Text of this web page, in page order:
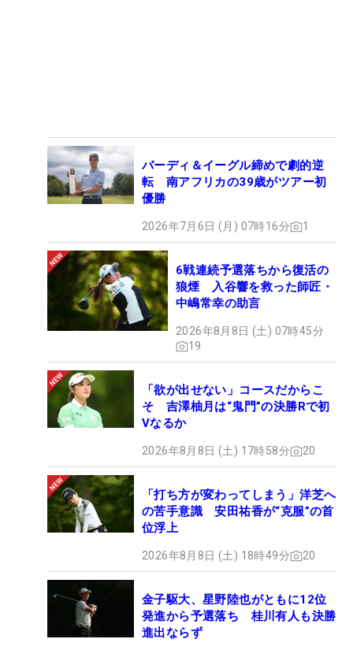
バーディ＆イーグル締めで劇的逆
転 南アフリカの39歳がツアー初
優勝
2026年7月6日 (月) 07時16分 1
6戦連続予選落ちから復活の
狼煙 入谷響を救った師匠・
中嶋常幸の助言
2026年8月8日 (土) 07時45分
19
「欲が出せない」コースだからこ
そ 吉澤柚月は“鬼門”の決勝Rで初
Vなるか
2026年8月8日 (土) 17時58分 20
「打ち方が変わってしまう」洋芝へ
の苦手意識 安田祐香が“克服”の首
位浮上
2026年8月8日 (土) 18時49分 20
金子駆大、星野陸也がともに12位
発進から予選落ち 桂川有人も決勝
進出ならず